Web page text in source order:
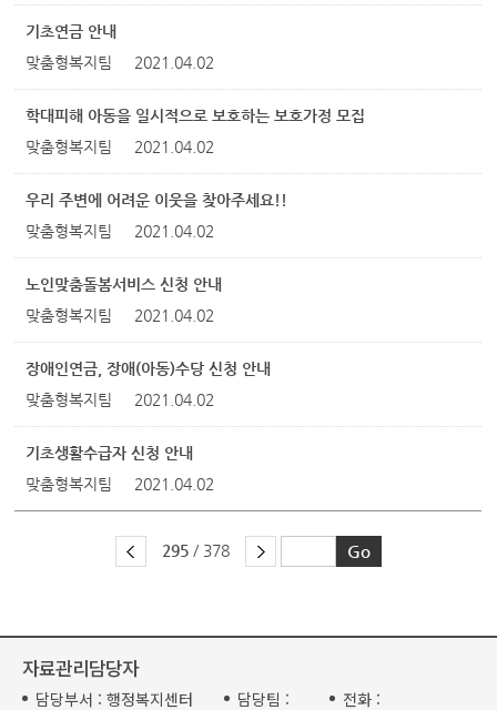
기초연금 안내
맞춤형복지팀
2021.04.02
학대피해 아동을 일시적으로 보호하는 보호가정 모집
맞춤형복지팀
2021.04.02
우리 주변에 어려운 이웃을 찾아주세요!!
맞춤형복지팀
2021.04.02
노인맞춤돌봄서비스 신청 안내
맞춤형복지팀
2021.04.02
장애인연금, 장애(아동)수당 신청 안내
맞춤형복지팀
2021.04.02
기초생활수급자 신청 안내
맞춤형복지팀
2021.04.02
295 / 378
자료관리담당자
담당부서 : 행정복지센터 담당팀 : 전화 :